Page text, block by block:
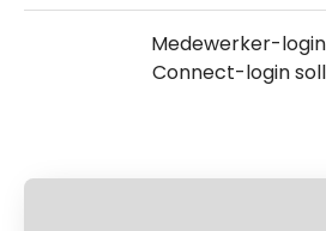
Medewerker-login
Connect-login